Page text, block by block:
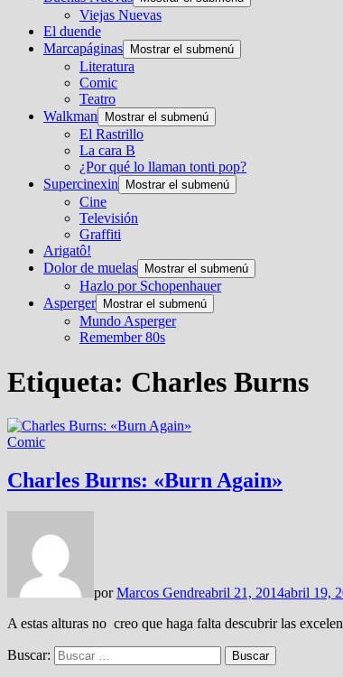
Viejas Nuevas
El duende
Marcapáginas
Mostrar el submenú
Literatura
Comic
Teatro
Walkman
Mostrar el submenú
El Rastrillo
La cara B
¿Por qué lo llaman tonti pop?
Supercinexin
Mostrar el submenú
Cine
Televisión
Graffiti
Arigatô!
Dolor de muelas
Mostrar el submenú
Hazlo por Schopenhauer
Asperger
Mostrar el submenú
Mundo Asperger
Remember 80s
Etiqueta: Charles Burns
Comic
Charles Burns: «Burn Again»
porMarcos Gendreabril 21, 2014abril 19,
A estas alturas no creo que haga falta descubrir las
Buscar: